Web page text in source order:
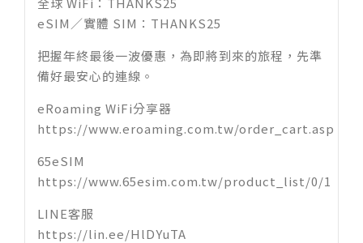
eSIM／實體 SIM：THANKS25
把握年終最後一波優惠，為即將到來的旅程，先準
備好最安心的連線。
eRoaming WiFi分享器
https://www.eroaming.com.tw/order_cart.asp
65eSIM
https://www.65esim.com.tw/product_list/0/1
LINE客服
https://lin.ee/HlDYuTA